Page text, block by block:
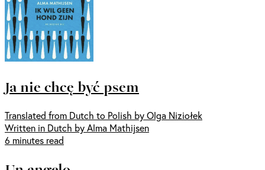
Ja nie chcę być psem
Translated from Dutch to Polish by Olga Niziołek
Written in Dutch by Alma Mathijsen
6 minutes read